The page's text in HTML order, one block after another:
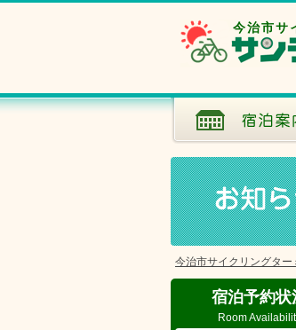
今治市サ
今治市サイクリングタ
宿泊予約状
Room